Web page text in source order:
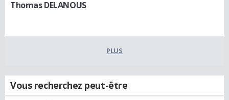
Thomas DELANOUS
PLUS
Vous recherchez peut-être